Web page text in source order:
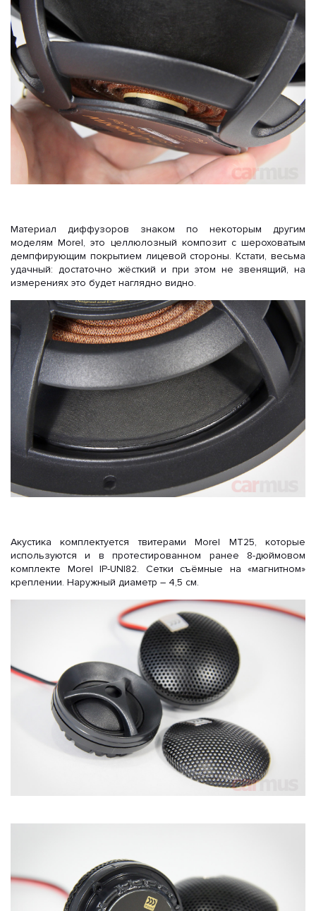
Материал диффузоров знаком по некоторым другим
моделям Morel, это целлюлозный композит с шероховатым
демпфирующим покрытием лицевой стороны. Кстати, весьма
удачный: достаточно жёсткий и при этом не звенящий, на
измерениях это будет наглядно видно.
Акустика комплектуется твитерами Morel MT25, которые
используются и в протестированном ранее 8-дюймовом
комплекте Morel IP-UNI82. Сетки съёмные на «магнитном»
креплении. Наружный диаметр – 4,5 см.